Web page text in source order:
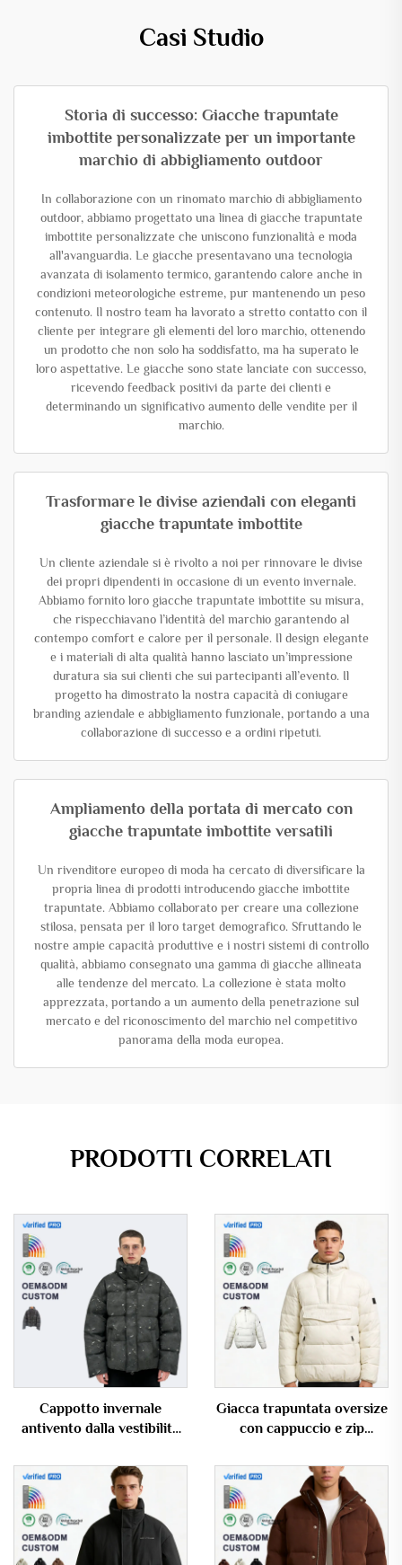
Casi Studio
Storia di successo: Giacche trapuntate
imbottite personalizzate per un importante
marchio di abbigliamento outdoor
In collaborazione con un rinomato marchio di abbigliamento
outdoor, abbiamo progettato una linea di giacche trapuntate
imbottite personalizzate che uniscono funzionalità e moda
all'avanguardia. Le giacche presentavano una tecnologia
avanzata di isolamento termico, garantendo calore anche in
condizioni meteorologiche estreme, pur mantenendo un peso
contenuto. Il nostro team ha lavorato a stretto contatto con il
cliente per integrare gli elementi del loro marchio, ottenendo
un prodotto che non solo ha soddisfatto, ma ha superato le
loro aspettative. Le giacche sono state lanciate con successo,
ricevendo feedback positivi da parte dei clienti e
determinando un significativo aumento delle vendite per il
marchio.
Trasformare le divise aziendali con eleganti
giacche trapuntate imbottite
Un cliente aziendale si è rivolto a noi per rinnovare le divise
dei propri dipendenti in occasione di un evento invernale.
Abbiamo fornito loro giacche trapuntate imbottite su misura,
che rispecchiavano l’identità del marchio garantendo al
contempo comfort e calore per il personale. Il design elegante
e i materiali di alta qualità hanno lasciato un’impressione
duratura sia sui clienti che sui partecipanti all’evento. Il
progetto ha dimostrato la nostra capacità di coniugare
branding aziendale e abbigliamento funzionale, portando a una
collaborazione di successo e a ordini ripetuti.
Ampliamento della portata di mercato con
giacche trapuntate imbottite versatili
Un rivenditore europeo di moda ha cercato di diversificare la
propria linea di prodotti introducendo giacche imbottite
trapuntate. Abbiamo collaborato per creare una collezione
stilosa, pensata per il loro target demografico. Sfruttando le
nostre ampie capacità produttive e i nostri sistemi di controllo
qualità, abbiamo consegnato una gamma di giacche allineata
alle tendenze del mercato. La collezione è stata molto
apprezzata, portando a un aumento della penetrazione sul
mercato e del riconoscimento del marchio nel competitivo
panorama della moda europea.
PRODOTTI CORRELATI
Cappotto invernale
antivento dalla vestibilità
con effetto bruciato,
supporto OEM/ODM
Giacca trapuntata oversize
con cappuccio e zip
logo personalizzato